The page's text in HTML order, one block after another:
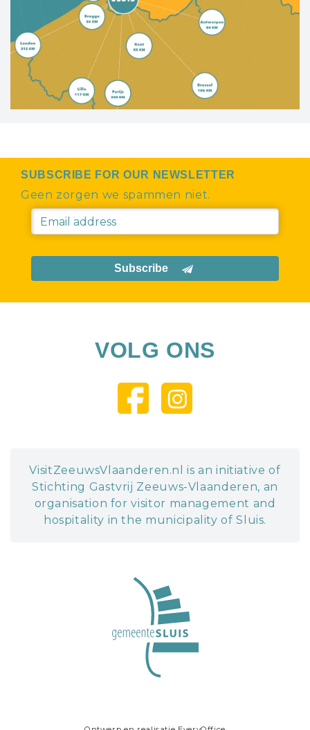
SUBSCRIBE FOR OUR NEWSLETTER
Geen zorgen we spammen niet.
Subscribe
VOLG ONS
VisitZeeuwsVlaanderen.nl is an initiative of
Stichting Gastvrij Zeeuws-Vlaanderen, an
organisation for visitor management and
hospitality in the municipality of Sluis.